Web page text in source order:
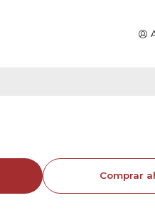
Comprar